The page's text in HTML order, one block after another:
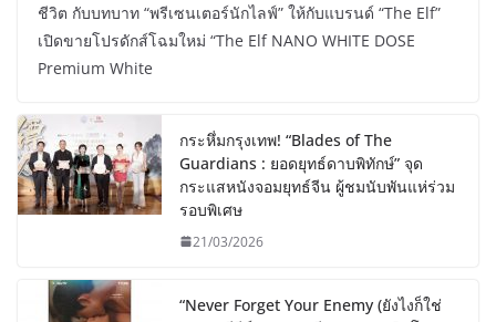
ชีวิต กับบทบาท “พรีเซนเตอร์นักไลฟ์” ให้กับแบรนด์ “The Elf”
เปิดขายโปรดักส์โฉมใหม่ “The Elf NANO WHITE DOSE
Premium White
กระหึ่มกรุงเทพ! “Blades of The
Guardians : ยอดยุทธ์ดาบพิทักษ์” จุด
กระแสหนังจอมยุทธ์จีน ผู้ชมนับพันแห่ร่วม
รอบพิเศษ
21/03/2026
“Never Forget Your Enemy (ยังไงก็ใช่